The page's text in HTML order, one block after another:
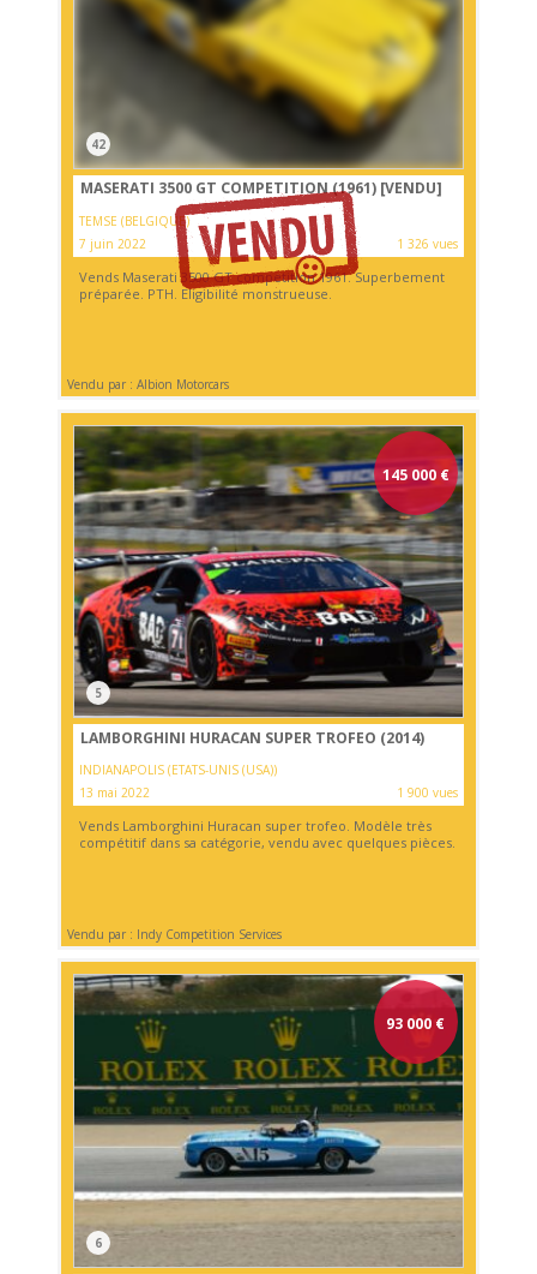
42
MASERATI 3500 GT COMPETITION (1961) [VENDU]
TEMSE (BELGIQUE)
7 juin 2022
1 326 vues
Vends Maserati 3500 GT competition 1961. Superbement
préparée. PTH. Eligibilité monstrueuse.
Vendu par : Albion Motorcars
145 000€
5
LAMBORGHINI HURACAN SUPER TROFEO (2014)
INDIANAPOLIS (ETATS-UNIS (USA))
13 mai 2022
1 900 vues
Vends Lamborghini Huracan super trofeo. Modèle très
compétitif dans sa catégorie, vendu avec quelques pièces.
Vendu par : Indy Competition Services
93 000 €
6